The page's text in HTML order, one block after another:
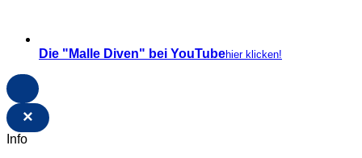
Die "Malle Diven" bei YouTubehier klicken!
×
Info